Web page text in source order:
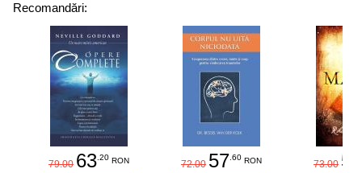
Recomandări:
79.00 63.20 RON 72.00 57.60 RON 73.00 58